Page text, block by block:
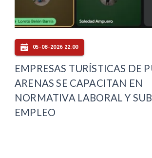
05-08-2026 22:00
EMPRESAS TURÍSTICAS DE
ARENAS SE CAPACITAN EN
NORMATIVA LABORAL Y
EMPLEO